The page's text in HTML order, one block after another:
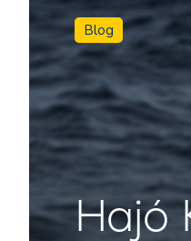
Blog
Hajó